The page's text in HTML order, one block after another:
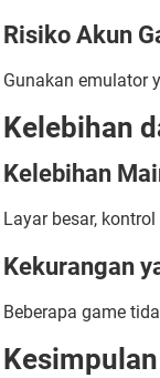
Risiko Akun
Gunakan emulator
Kelebihan
Kelebihan
Layar besar,
Kekurangan
Beberapa game
Kesimpulan